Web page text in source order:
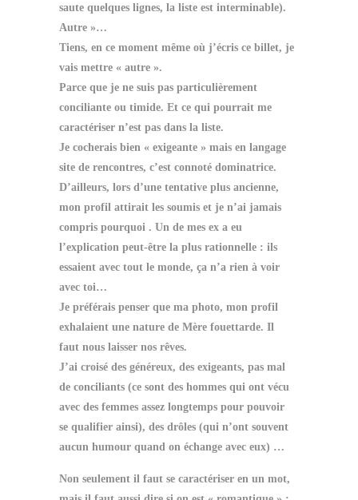
saute quelques lignes, la liste est interminable).
Autre »…
Tiens, en ce moment même où j’écris ce billet, je
vais mettre « autre ».
Parce que je ne suis pas particulièrement
conciliante ou timide. Et ce qui pourrait me
caractériser n’est pas dans la liste.
Je cocherais bien « exigeante » mais en langage
site de rencontres, c’est connoté dominatrice.
D’ailleurs, lors d’une tentative plus ancienne,
mon profil attirait les soumis et je n’ai jamais
compris pourquoi . Un de mes ex a eu
l’explication peut-être la plus rationnelle : ils
essaient avec tout le monde, ça n’a rien à voir
avec toi…
Je préférais penser que ma photo, mon profil
exhalaient une nature de Mère fouettarde. Il
faut nous laisser nos rêves.
J’ai croisé des généreux, des exigeants, pas mal
de conciliants (ce sont des hommes qui ont vécu
avec des femmes assez longtemps pour pouvoir
se qualifier ainsi), des drôles (qui n’ont souvent
aucun humour quand on échange avec eux) …
Non seulement il faut se caractériser en un mot,